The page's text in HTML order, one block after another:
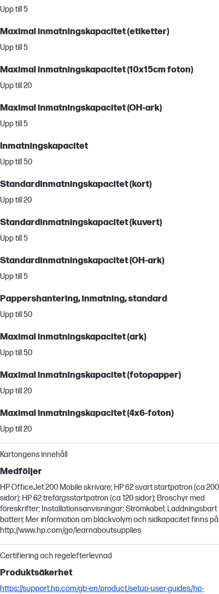
Upp till 5
Maximal inmatningskapacitet (etiketter)
Upp till 5
Maximal inmatningskapacitet (10x15cm foton)
Upp till 20
Maximal inmatningskapacitet (OH-ark)
Upp till 5
Inmatningskapacitet
Upp till 50
Standardinmatningskapacitet (kort)
Upp till 20
Standardinmatningskapacitet (kuvert)
Upp till 5
Standardinmatningskapacitet (OH-ark)
Upp till 5
Pappershantering, inmatning, standard
Upp till 50
Maximal inmatningskapacitet (ark)
Upp till 50
Maximal inmatningskapacitet (fotopapper)
Upp till 20
Maximal inmatningskapacitet (4x6-foton)
Upp till 20
Kartongens innehåll
Medföljer
HP OfficeJet 200 Mobile skrivare; HP 62 svart startpatron (ca 200
sidor); HP 62 trefärgsstartpatron (ca 120 sidor); Broschyr med
föreskrifter; Installationsanvisningar; Strömkabel; Laddningsbart
batteri; Mer information om bläckvolym och sidkapacitet finns på
http://www.hp.com/go/learnaboutsupplies
Certifiering och regelefterlevnad
Produktsäkerhet
https://support.hp.com/gb-en/product/setup-user-guides/hp-